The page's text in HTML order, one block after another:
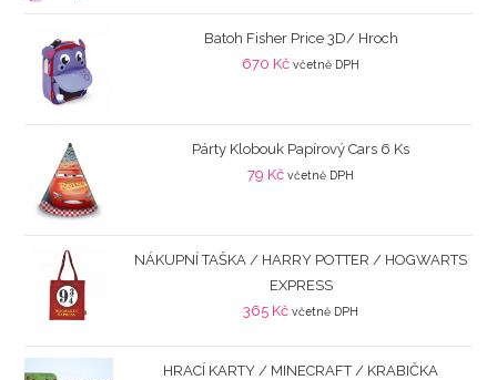
Batoh Fisher Price 3D/ Hroch
670 Kč včetně DPH
Párty Klobouk Papírový Cars 6 Ks
79 Kč včetně DPH
NÁKUPNÍ TAŠKA / HARRY POTTER / HOGWARTS
EXPRESS
365 Kč včetně DPH
HRACÍ KARTY / MINECRAFT / KRABIČKA